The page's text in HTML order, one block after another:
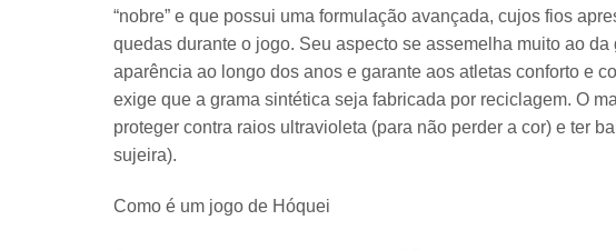
“nobre” e que possui uma formulação avançada, cujos fios
quedas durante o jogo. Seu aspecto se assemelha muito ao
aparência ao longo dos anos e garante aos atletas conforto e
exige que a grama sintética seja fabricada por reciclagem. O
proteger contra raios ultravioleta (para não perder a cor) e ter
sujeira).
Como é um jogo de Hóquei